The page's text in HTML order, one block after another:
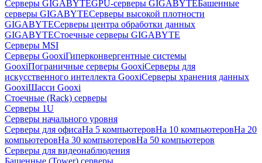
Серверы GIGABYTEGPU-серверы GIGABYTEБашенные
серверы GIGABYTEСерверы высокой плотности
GIGABYTEСерверы центра обработки данных
GIGABYTEСтоечные серверы GIGABYTE
Серверы MSI
Серверы GooxiГиперконвергентные системы
GooxiПограничные серверы GooxiСерверы для
искусственного интеллекта GooxiСерверы хранения данных
GooxiШасси Gooxi
Стоечные (Rack) серверы
Серверы 1U
Серверы начального уровня
Серверы для офисаНа 5 компьютеровНа 10 компьютеровНа 20
компьютеровНа 30 компьютеровНа 50 компьютеров
Серверы для видеонаблюдения
Башенные (Tower) серверы